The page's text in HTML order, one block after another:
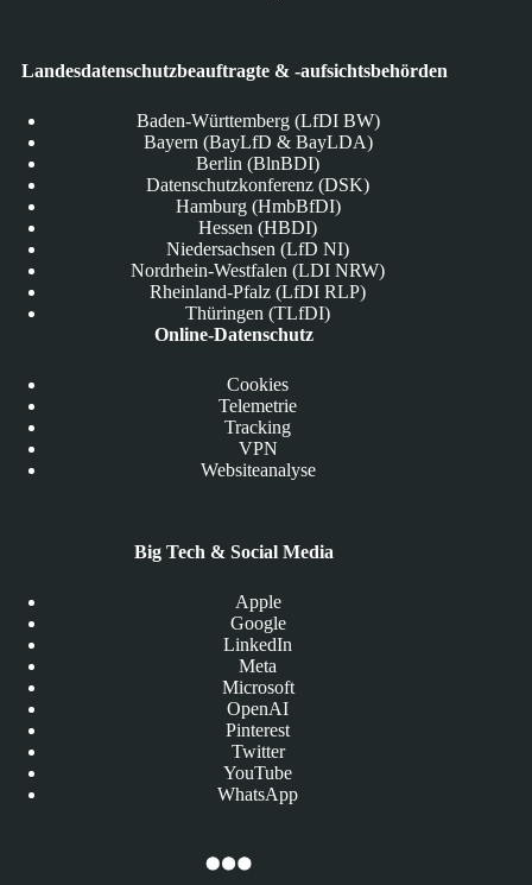
Landesdatenschutzbeauftragte & -aufsichtsbehörden
Baden-Württemberg (LfDI BW)
Bayern (BayLfD & BayLDA)
Berlin (BlnBDI)
Datenschutzkonferenz (DSK)
Hamburg (HmbBfDI)
Hessen (HBDI)
Niedersachsen (LfD NI)
Nordrhein-Westfalen (LDI NRW)
Rheinland-Pfalz (LfDI RLP)
Thüringen (TLfDI)
Online-Datenschutz
Cookies
Telemetrie
Tracking
VPN
Websiteanalyse
Big Tech & Social Media
Apple
Google
LinkedIn
Meta
Microsoft
OpenAI
Pinterest
Twitter
YouTube
WhatsApp